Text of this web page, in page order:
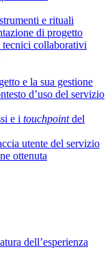
e rituali
di progetto
collaborativi
e la sua gestione
d’uso del servizio
e i touchpointdel
utente del servizio
ottenuta
dell’esperienza